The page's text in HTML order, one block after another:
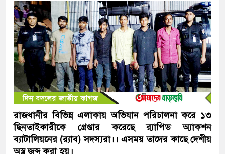
রাজধানীর বিভিন্ন এলাকায় অভিযান পরিচালনা করে ১৩
ছিনতাইকারীকে গ্রেপ্তার করেছে র‍্যাপিড অ্যাকশন
ব্যাটালিয়নের (র‍্যাব) সদস্যরা।। এসময় তাদের কাছে দেশীয়
অস্ত্র জব্দ করা হয়।